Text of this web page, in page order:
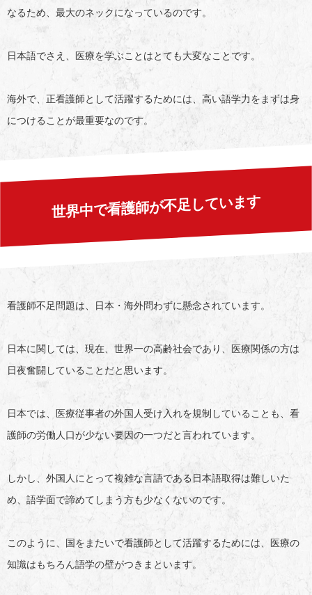
なるため、最大のネックになっているのです。
日本語でさえ、医療を学ぶことはとても大変なことです。
海外で、正看護師として活躍するためには、高い語学力をまずは身
につけることが最重要なのです。
世界中で看護師が不足しています
看護師不足問題は、日本・海外問わずに懸念されています。
日本に関しては、現在、世界一の高齢社会であり、医療関係の方は
日夜奮闘していることだと思います。
日本では、医療従事者の外国人受け入れを規制していることも、看
護師の労働人口が少ない要因の一つだと言われています。
しかし、外国人にとって複雑な言語である日本語取得は難しいた
め、語学面で諦めてしまう方も少なくないのです。
このように、国をまたいで看護師として活躍するためには、医療の
知識はもちろん語学の壁がつきまといます。